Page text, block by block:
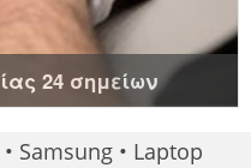
24 σημείων
Samsung • Laptop